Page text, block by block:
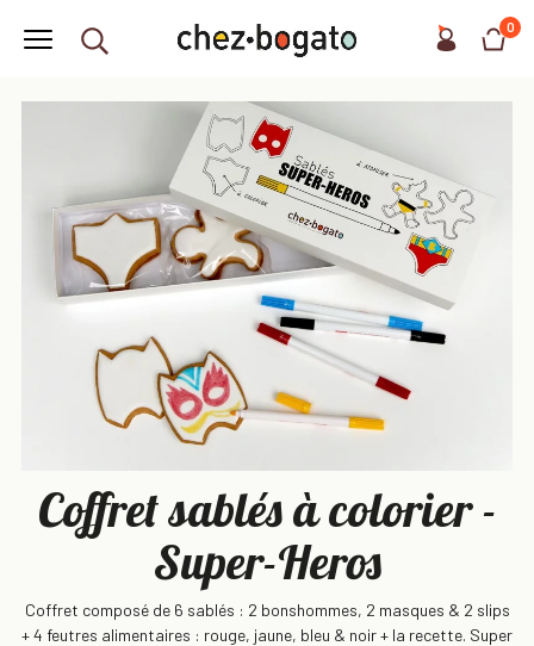
0
Coffret sablés à colorier -
Super-Heros
Coffret composé de 6 sablés : 2 bonshommes, 2 masques & 2 slips
+ 4 feutres alimentaires : rouge, jaune, bleu & noir + la recette. Super